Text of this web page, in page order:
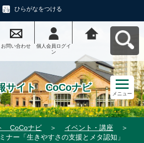
ひらがなをつける
お問い合わせ
個人会員ログイ
ン
ナビへ戻る
サイト CoCoナビ
メニュー
CoCoナビ ＞ イベント・講座
＞
ナー「生きやすさの支援とメタ認知」